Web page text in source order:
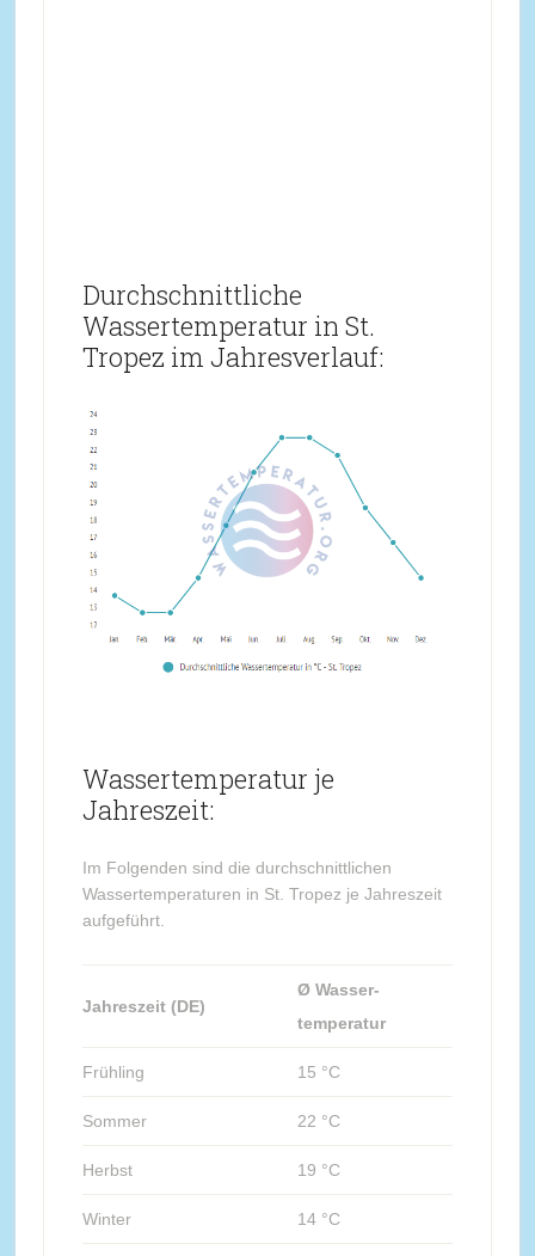
Durchschnittliche
Wassertemperatur in St.
Tropez im Jahresverlauf:
Wassertemperatur je
Jahreszeit:
Im Folgenden sind die durchschnittlichen
Wassertemperaturen in St. Tropez je Jahreszeit
aufgeführt.
Jahreszeit (DE)
Ø Wasser-
temperatur
Frühling 15 °C
Sommer 22 °C
Herbst 19 °C
Winter 14 °C